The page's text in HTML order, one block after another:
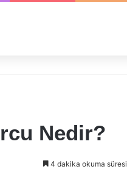
Nedir?
4 dakika okuma süresi